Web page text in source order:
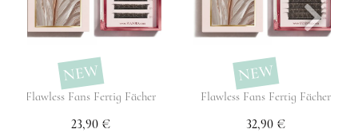
NEW
Flawless Fans Fertig Fächer
23,90 €
NEW
Flawless Fans Fertig Fächer
32,90 €